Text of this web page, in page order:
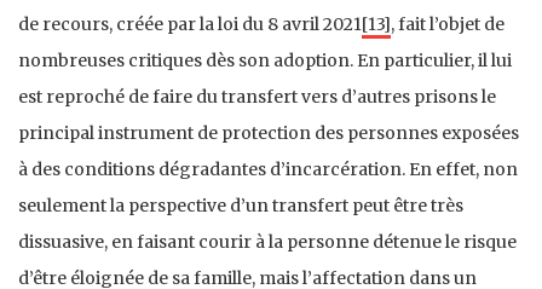
de recours, créée par la loi du 8 avril 2021[13], fait l’objet de
nombreuses critiques dès son adoption. En particulier, il lui
est reproché de faire du transfert vers d’autres prisons le
principal instrument de protection des personnes exposées
à des conditions dégradantes d’incarcération. En effet, non
seulement la perspective d’un transfert peut être très
dissuasive, en faisant courir à la personne détenue le risque
d’être éloignée de sa famille, mais l’affectation dans un